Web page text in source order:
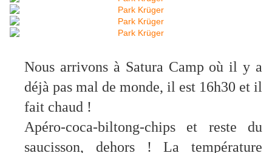
Nous arrivons à Satura Camp où il y a
déjà pas mal de monde, il est 16h30 et il
fait chaud !
Apéro-coca-biltong-chips et reste du
saucisson, dehors ! La température